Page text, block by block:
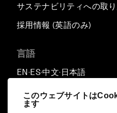
このウェブサイトは
ます
サステナビリティへの取
採用情報 (英語のみ)
言語
EN ▪ES▪中文▪ 日本語